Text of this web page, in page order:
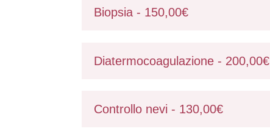
Biopsia - 150,00€
Diatermocoagulazione - 200,00€
Controllo nevi - 130,00€